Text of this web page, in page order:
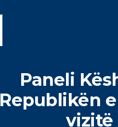
Paneli
Republikën
vizitë